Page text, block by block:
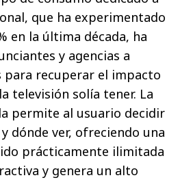
que ha experimentado
en la última década, ha
y agencias a
para recuperar el impacto
televisión solía tener. La
permite al usuario decidir
dónde ver, ofreciendo una
prácticamente ilimitada
y genera un alto